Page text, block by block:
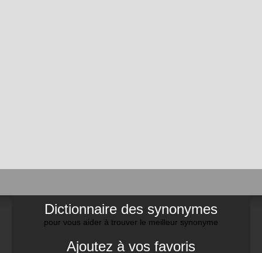
Dictionnaire des synonymes
pour vous aider à trouver le meilleur synonyme
Ajoutez à vos favoris